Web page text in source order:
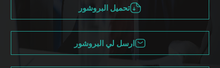
تحميل البروشور
ارسل لي البروشور